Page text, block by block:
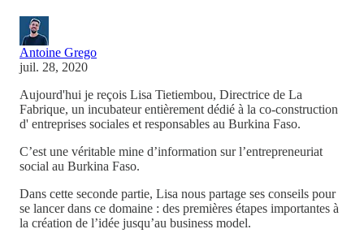
Antoine Grego
juil. 28, 2020
Aujourd'hui je reçois Lisa Tietiembou, Directrice de La
Fabrique, un incubateur entièrement dédié à la co-construction
d' entreprises sociales et responsables au Burkina Faso.
C’est une véritable mine d’information sur l’entrepreneuriat
social au Burkina Faso.
Dans cette seconde partie, Lisa nous partage ses conseils pour
se lancer dans ce domaine : des premières étapes importantes à
la création de l’idée jusqu’au business model.